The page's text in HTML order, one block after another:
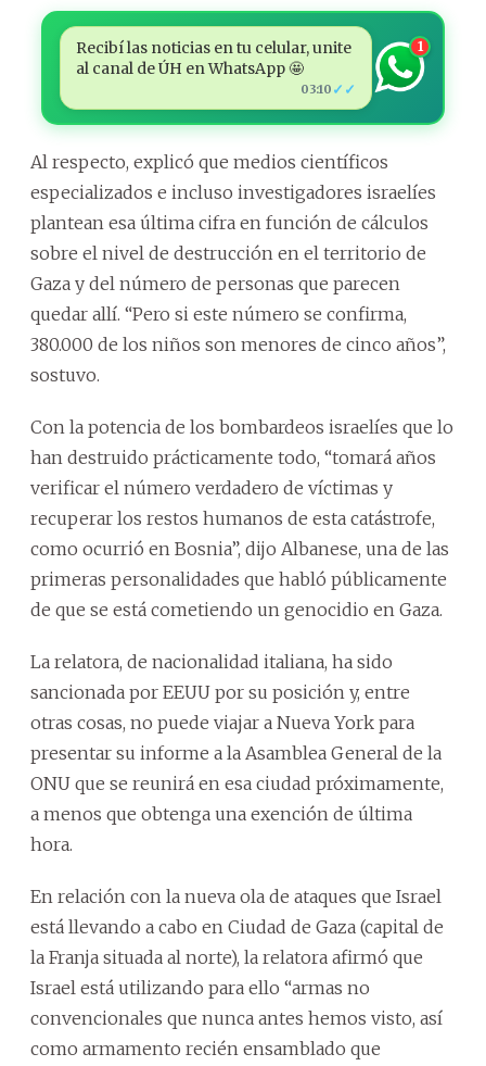
Recibí las noticias en tu celular, unite
al canal de ÚH en WhatsApp 🤩
03:10 ✓✓
1
Al respecto, explicó que medios científicos
especializados e incluso investigadores israelíes
plantean esa última cifra en función de cálculos
sobre el nivel de destrucción en el territorio de
Gaza y del número de personas que parecen
quedar allí. “Pero si este número se confirma,
380.000 de los niños son menores de cinco años”,
sostuvo.
Con la potencia de los bombardeos israelíes que lo
han destruido prácticamente todo, “tomará años
verificar el número verdadero de víctimas y
recuperar los restos humanos de esta catástrofe,
como ocurrió en Bosnia”, dijo Albanese, una de las
primeras personalidades que habló públicamente
de que se está cometiendo un genocidio en Gaza.
La relatora, de nacionalidad italiana, ha sido
sancionada por EEUU por su posición y, entre
otras cosas, no puede viajar a Nueva York para
presentar su informe a la Asamblea General de la
ONU que se reunirá en esa ciudad próximamente,
a menos que obtenga una exención de última
hora.
En relación con la nueva ola de ataques que Israel
está llevando a cabo en Ciudad de Gaza (capital de
la Franja situada al norte), la relatora afirmó que
Israel está utilizando para ello “armas no
convencionales que nunca antes hemos visto, así
como armamento recién ensamblado que